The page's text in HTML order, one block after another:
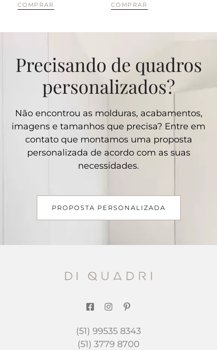
COMPRAR COMPRAR
Precisando de quadros
personalizados?
Não encontrou as molduras, acabamentos,
imagens e tamanhos que precisa? Entre em
contato que montamos uma proposta
personalizada de acordo com as suas
necessidades.
PROPOSTA PERSONALIZADA
(51) 99535 8343
(51) 3779 8700